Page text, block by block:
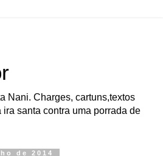
Nani. Charges, cartuns,textos
santa contra uma porrada de
de 2014